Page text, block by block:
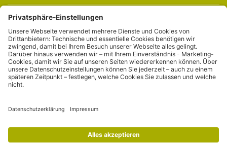
Service
Portale
Online-Kundenportal